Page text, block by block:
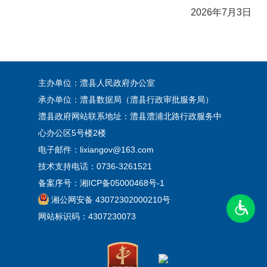
2026年7月3日
主办单位：澧县人民政府办公室
承办单位：澧县数据局（澧县行政审批服务局）
澧县政府网站联系地址：澧县澧浦北路行政服务中
心办公区5号楼2楼
电子邮件：lixiangov@163.com
技术支持电话：0736-3261521
备案序号： 湘ICP备05000468号-1
湘公网安备 43072302000210号
网站标识码：4307230073